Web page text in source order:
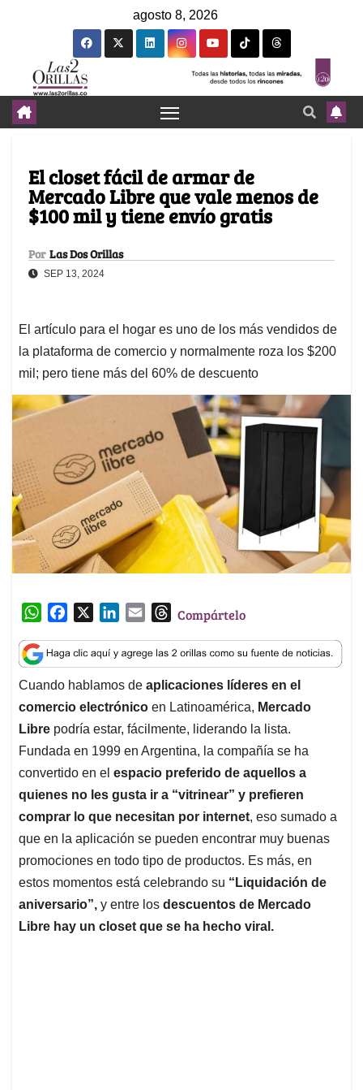
agosto 8, 2026
El closet fácil de armar de
Mercado Libre que vale menos de
$100 mil y tiene envío gratis
Por Las Dos Orillas
SEP 13, 2024
El artículo para el hogar es uno de los más vendidos de
la plataforma de comercio y normalmente roza los $200
mil; pero tiene más del 60% de descuento
W
a
t
s
A
p
p
c
e
b
o
o
k
n
k
e
d
I
n
a
i
l
T
r
e
a
d
s
Compártelo
Cuando hablamos de aplicaciones líderes en el
comercio electrónico en Latinoamérica, Mercado
Libre podría estar, fácilmente, liderando la lista.
Fundada en 1999 en Argentina, la compañía se ha
convertido en el espacio preferido de aquellos a
quienes no les gusta ir a “vitrinear” y prefieren
comprar lo que necesitan por internet, eso sumado a
que en la aplicación se pueden encontrar muy buenas
promociones en todo tipo de productos. Es más, en
estos momentos está celebrando su “Liquidación de
aniversario”, y entre los descuentos de Mercado
Libre hay un closet que se ha hecho viral.